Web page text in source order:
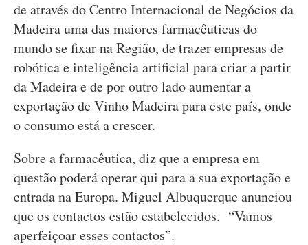
de através do Centro Internacional de Negócios da
Madeira uma das maiores farmacêuticas do
mundo se fixar na Região, de trazer empresas de
robótica e inteligência artificial para criar a partir
da Madeira e de por outro lado aumentar a
exportação de Vinho Madeira para este país, onde
o consumo está a crescer.
Sobre a farmacêutica, diz que a empresa em
questão poderá operar qui para a sua exportação e
entrada na Europa. Miguel Albuquerque anunciou
que os contactos estão estabelecidos. “Vamos
aperfeiçoar esses contactos”.